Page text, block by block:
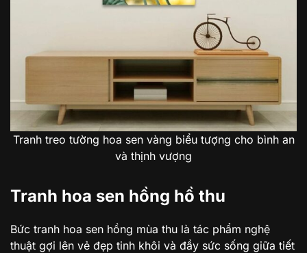
Tranh treo tường hoa sen vàng biểu tượng cho bình an
và thịnh vượng
Tranh hoa sen hồng hồ thu
Bức tranh hoa sen hồng mùa thu là tác phẩm nghệ
thuật gợi lên vẻ đẹp tinh khôi và đầy sức sống giữa tiết